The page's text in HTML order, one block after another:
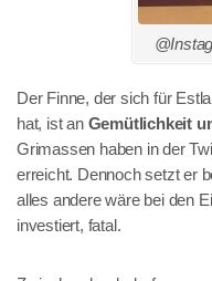
Der Finne, der sich für
hat, ist an Gemütlichkeit
Grimassen haben in der
erreicht. Dennoch setzt er
alles andere wäre bei den
investiert, fatal.